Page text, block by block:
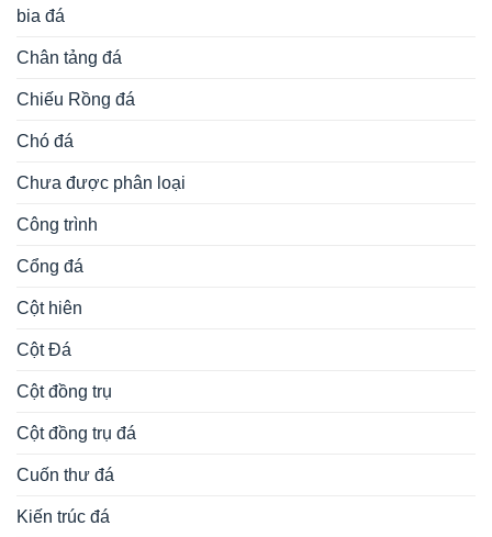
bia đá
Chân tảng đá
Chiếu Rồng đá
Chó đá
Chưa được phân loại
Công trình
Cổng đá
Cột hiên
Cột Đá
Cột đồng trụ
Cột đồng trụ đá
Cuốn thư đá
Kiến trúc đá